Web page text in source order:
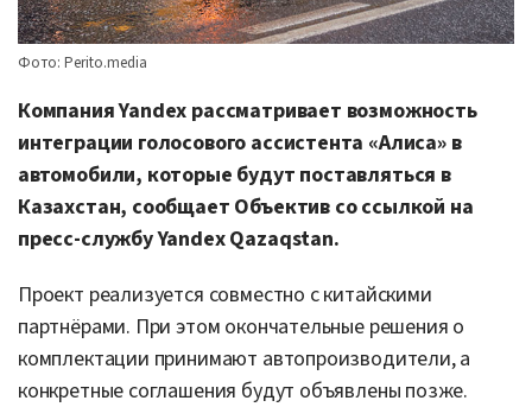
Фото: Perito.media
КомпанияYandex рассматривает возможность
интеграции голосового ассистента «Алиса» в
автомобили, которые будут поставляться в
Казахстан, сообщает Объектив со ссылкой на
пресс-службу Yandex Qazaqstan.
Проект реализуется совместно с китайскими
партнёрами. При этом окончательные решения о
комплектации принимают автопроизводители, а
конкретные соглашения будут объявлены позже.